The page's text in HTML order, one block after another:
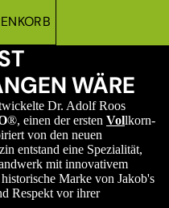
WÄRE
Dr. Adolf Roos
®, einen der ersten Vollkorn-
von den neuen
entstand eine Spezialität,
mit innovativem
Marke von Jakob's
Respekt vor ihrer